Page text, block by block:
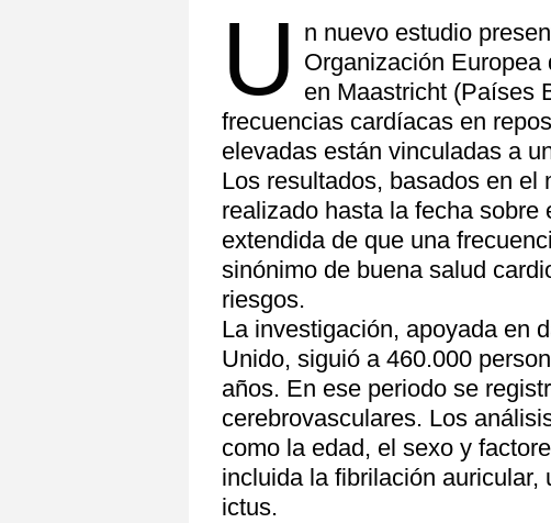
U n nuevo estudio
Organización
en Maastricht (Países
frecuencias cardíacas en
elevadas están vinculadas a
Los resultados, basados en el
realizado hasta la fecha
extendida de que una
sinónimo de buena salud
riesgos.
La investigación, apoyada en
Unido, siguió a 460.000
años. En ese periodo se
cerebrovasculares. Los
como la edad, el sexo y
incluida la fibrilación
ictus.